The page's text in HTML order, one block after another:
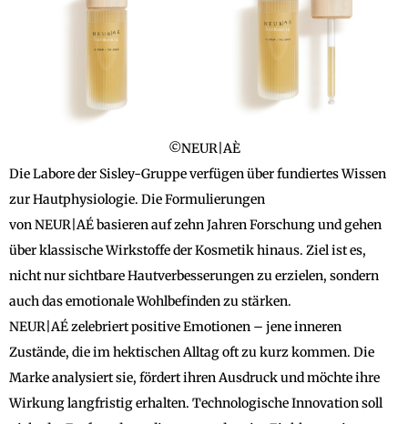
©NEUR|AÈ
Die Labore der Sisley-Gruppe verfügen über fundiertes Wissen
zur Hautphysiologie. Die Formulierungen
von NEUR|AÉ basieren auf zehn Jahren Forschung und gehen
über klassische Wirkstoffe der Kosmetik hinaus. Ziel ist es,
nicht nur sichtbare Hautverbesserungen zu erzielen, sondern
auch das emotionale Wohlbefinden zu stärken.
NEUR|AÉ zelebriert positive Emotionen – jene inneren
Zustände, die im hektischen Alltag oft zu kurz kommen. Die
Marke analysiert sie, fördert ihren Ausdruck und möchte ihre
Wirkung langfristig erhalten. Technologische Innovation soll